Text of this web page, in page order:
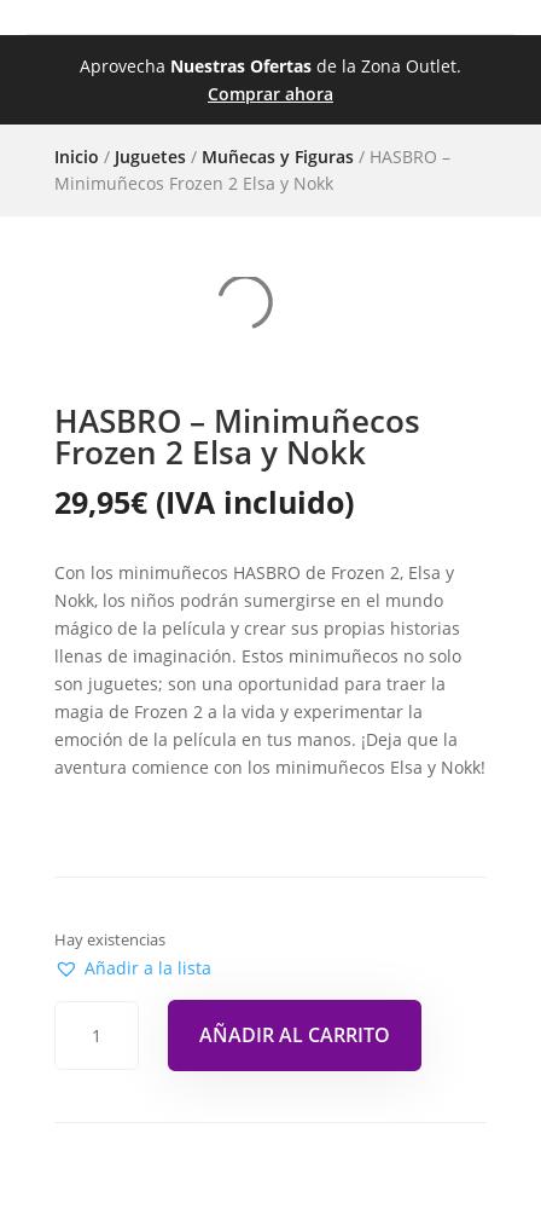
Aprovecha Nuestras Ofertasde la Zona Outlet.
Comprar ahora
Inicio / Juguetes/ Muñecas y Figuras/ HASBRO –
Minimuñecos Frozen 2 Elsa y Nokk
HASBRO – Minimuñecos
Frozen 2 Elsa y Nokk
29,95€ (IVA incluido)
Con los minimuñecos HASBRO de Frozen 2, Elsa y
Nokk, los niños podrán sumergirse en el mundo
mágico de la película y crear sus propias historias
llenas de imaginación. Estos minimuñecos no solo
son juguetes; son una oportunidad para traer la
magia de Frozen 2 a la vida y experimentar la
emoción de la película en tus manos. ¡Deja que la
aventura comience con los minimuñecos Elsa y Nokk!
Hay existencias
Añadir a la lista
AÑADIR AL CARRITO